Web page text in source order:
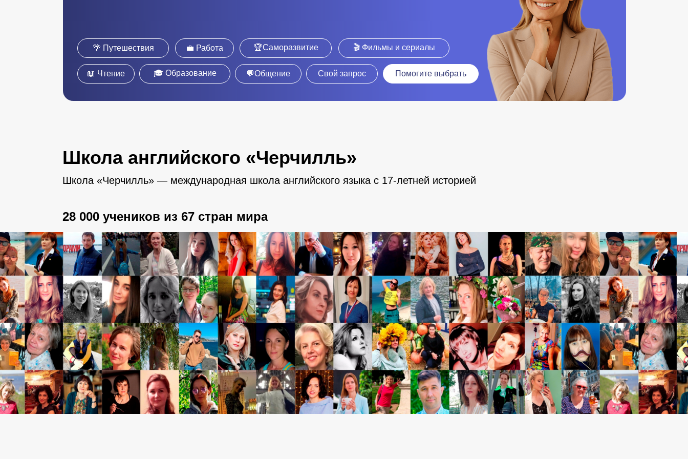
🌴 Путешествия
🎓 Образование
💼 Работа
💬Общение
🏆Саморазвитие
Свой запрос Помогите выбрать
🎬 Фильмы и сериалы
📖 Чтение
Школа английского «Черчилль»
Школа «Черчилль» — международная школа английского языка с 17-летней историей
28 000 учеников из 67 стран мира